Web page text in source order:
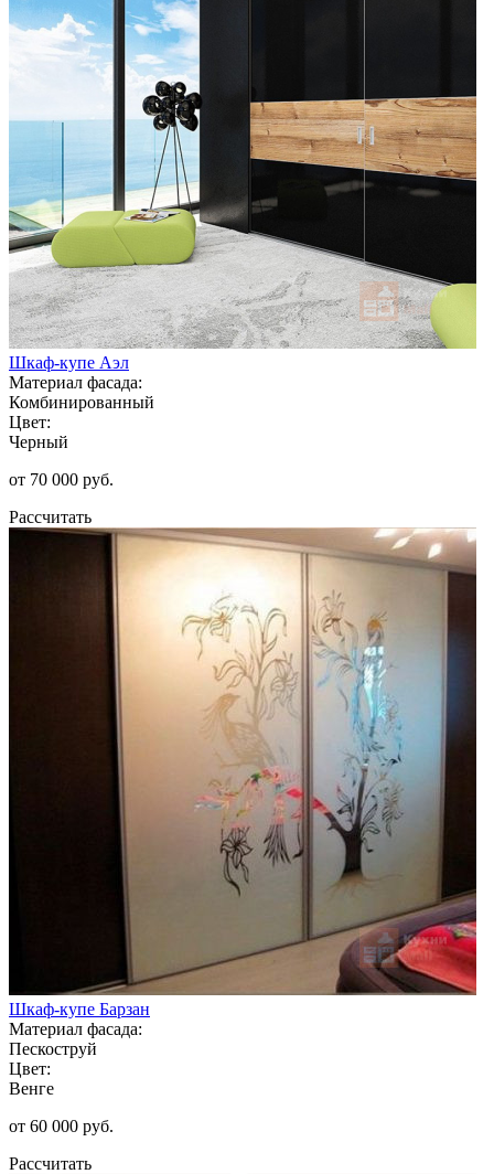
Шкаф-купе Аэл
Материал фасада:
Комбинированный
Цвет:
Черный
от 70 000 руб.
Рассчитать
Шкаф-купе Барзан
Материал фасада:
Пескоструй
Цвет:
Венге
от 60 000 руб.
Рассчитать